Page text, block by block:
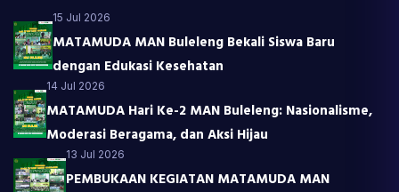
15 Jul 2026
MATAMUDA MAN Buleleng Bekali Siswa Baru
dengan Edukasi Kesehatan
14 Jul 2026
MATAMUDA Hari Ke-2 MAN Buleleng: Nasionalisme,
Moderasi Beragama, dan Aksi Hijau
13 Jul 2026
PEMBUKAAN KEGIATAN MATAMUDA MAN